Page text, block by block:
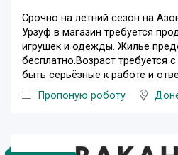
Срочно на летний сезон на
Урзуф в магазин требуется
игрушек и одежды. Жилье
бесплатно.Возраст требуется
быть серьёзные к работе и
Пропоную роботу